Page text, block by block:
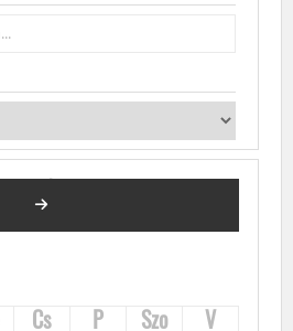
2024. JÚNIUS
Cs P Szo
V